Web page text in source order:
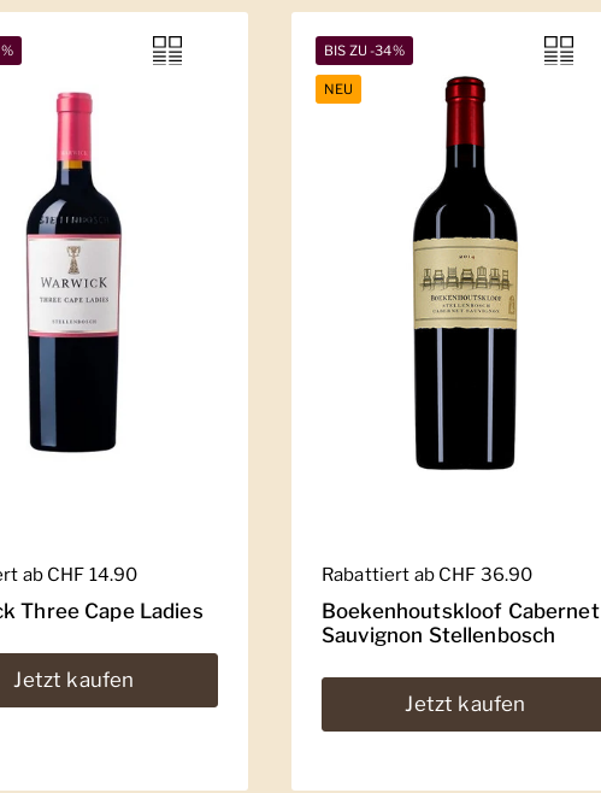
Preis
ab CHF 14.90
Three Cape Ladies
Jetzt kaufen
Regulärer Preis
Rabattiert ab CHF 36.90
Boekenhoutskloof Cabernet
Sauvignon Stellenbosch
Jetzt kaufen
BIS ZU -34%
NEU